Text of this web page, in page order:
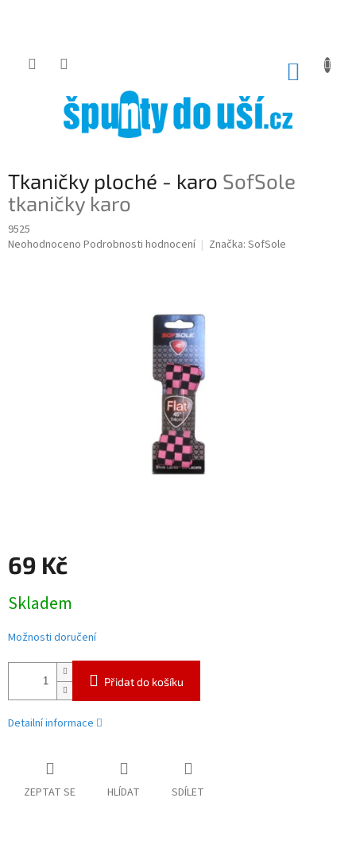
Tkaničky ploché - karo SofSole
tkaničky karo
9525
Průměrné
Neohodnoceno Podrobnosti hodnocení Značka: SofSole
69 Kč
cena:
Skladem
Možnosti doručení
Přidat do košíku
Detailní informace
ZEPTAT SE HLÍDAT SDÍLET